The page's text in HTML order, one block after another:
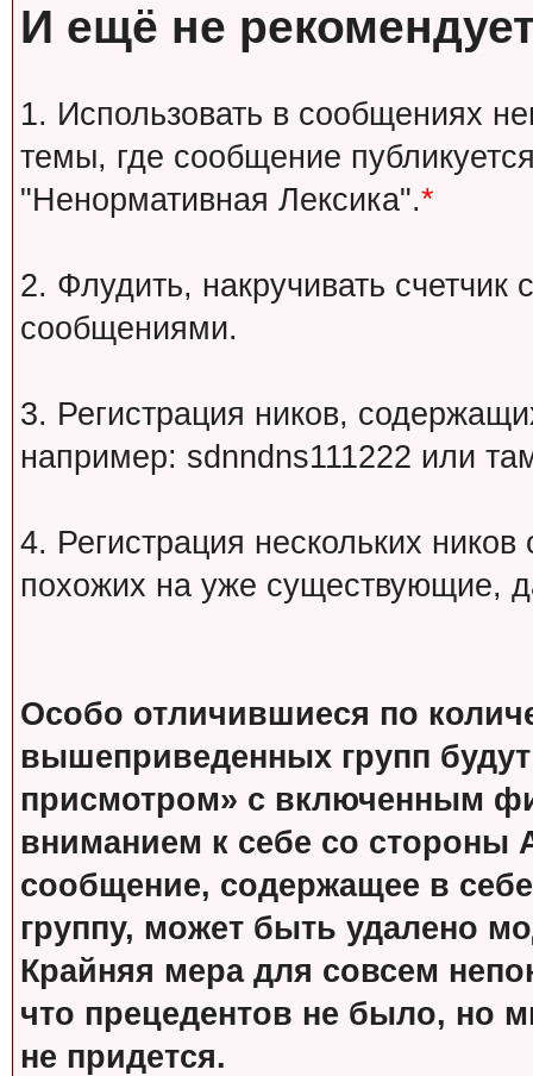
И ещё не
1. Использовать в сообщениях
темы, где сообщение
"Ненормативная Лексика".*
2. Флудить, накручивать
сообщениями.
3. Регистрация ников,
например: sdnndns111222 или
4. Регистрация нескольких
похожих на уже существующие,
Особо отличившиеся по
вышеприведенных групп
присмотром» с включенным
вниманием к себе со стороны
сообщение, содержащее в
группу, может быть удалено
Крайняя мера для совсем
что прецедентов не было, но
не придется.